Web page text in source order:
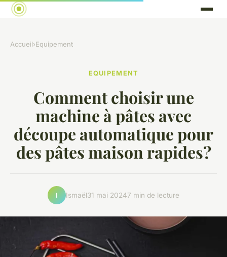
Accueil›Equipement
EQUIPEMENT
Comment choisir une
machine à pâtes avec
découpe automatique pour
des pâtes maison rapides?
I Ismaël31 mai 20247 min de lecture